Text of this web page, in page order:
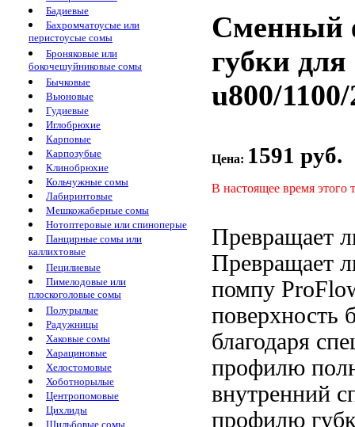
Бадиевые
Бахромчатоусые или
перистоусые сомы
Броняковые или
бокочешуйниковые сомы
Бычковые
Вьюновые
Гудиевые
Иглобрюхие
Карповые
Карпозубые
Клинобрюхие
Кольчужные сомы
Лабиринтовые
Мешкожаберные сомы
Нотоптеровые или спиноперые
Панцирные сомы или
каллихтовые
Пецилиевые
Пимелодовые или
плоскоголовые сомы
Полурылые
Радужницы
Хаковые сомы
Харациновые
Хелостомовые
Хоботнорылые
Центропомовые
Цихлиды
Шильбовые сомы
Cменный
губки
u800/
Цена: 1591 руб.
В настоящее время этого
Превращает
Превращает
помпу
поверхность
благодаря
профилю
внутренний
профилю